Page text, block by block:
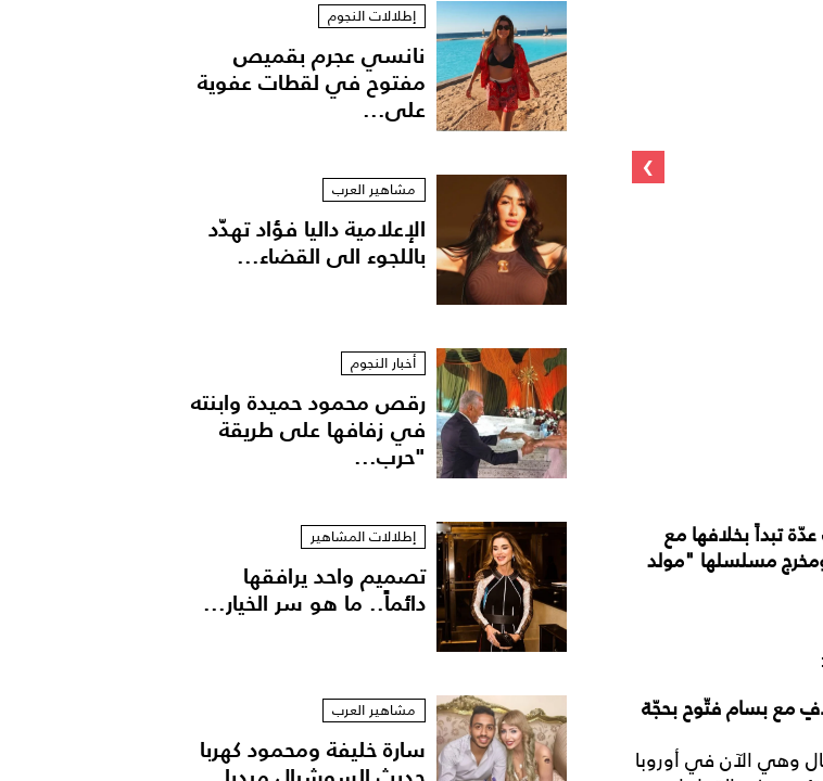
›
تبداً بخلافها مع
مسلسلها "مولد
مع بسام فتّوح بحجّة
وهي الآن في أوروبا
إطلالات النجوم
نانسي عجرم بقميص
مفتوح في لقطات عفوية
على...
مشاهير العرب
الإعلامية داليا فؤاد تهدّد
باللجوء الى القضاء...
أخبار النجوم
رقص محمود حميدة وابنته
في زفافها على طريقة
"حرب...
إطلالات المشاهير
تصميم واحد يرافقها
دائماً.. ما هو سر الخيار...
مشاهير العرب
سارة خليفة ومحمود كهربا